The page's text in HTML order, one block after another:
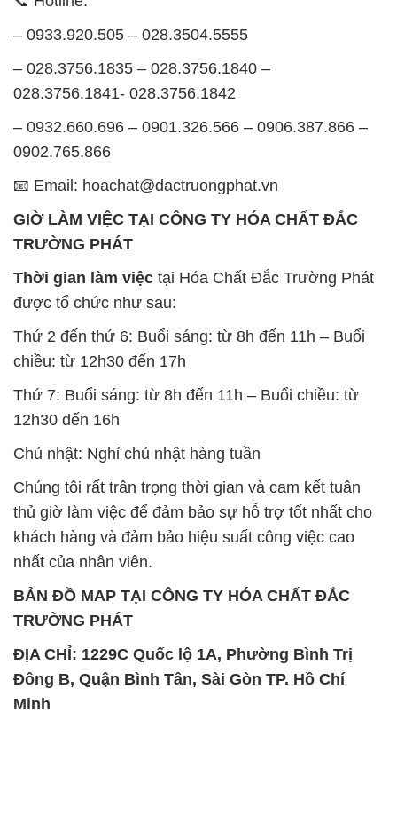
TRƯỜNG PHÁT
Đông B, Quận Bình Tân, Sài Gòn TP. Hồ Chí
Minh
Chất Bảo Quản CMIT Thái
Lan Thailand
Phèn Nhôm – Al2(SO4)3 17%
Ấn Độ India